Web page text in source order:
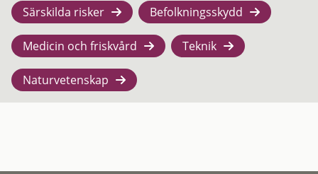
Särskilda risker Befolkningsskydd
Medicin och friskvård Teknik
Naturvetenskap